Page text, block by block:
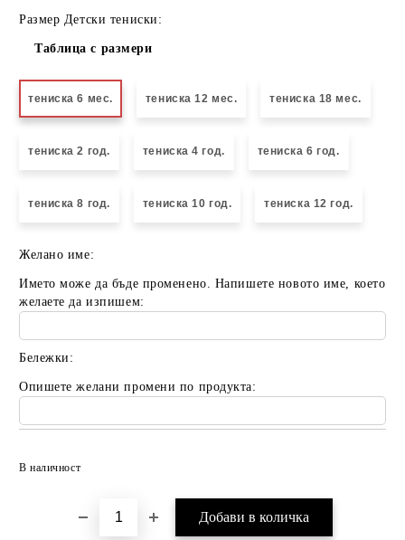
Размер Детски тениски:
Таблица с размери
тениска 6 мес. тениска 12 мес. тениска 18 мес.
тениска 2 год. тениска 4 год. тениска 6 год.
тениска 8 год. тениска 10 год. тениска 12 год.
Желано име:
Името може да бъде променено. Напишете новото име, което
желаете да изпишем:
Бележки:
Опишете желани промени по продукта:
В наличност